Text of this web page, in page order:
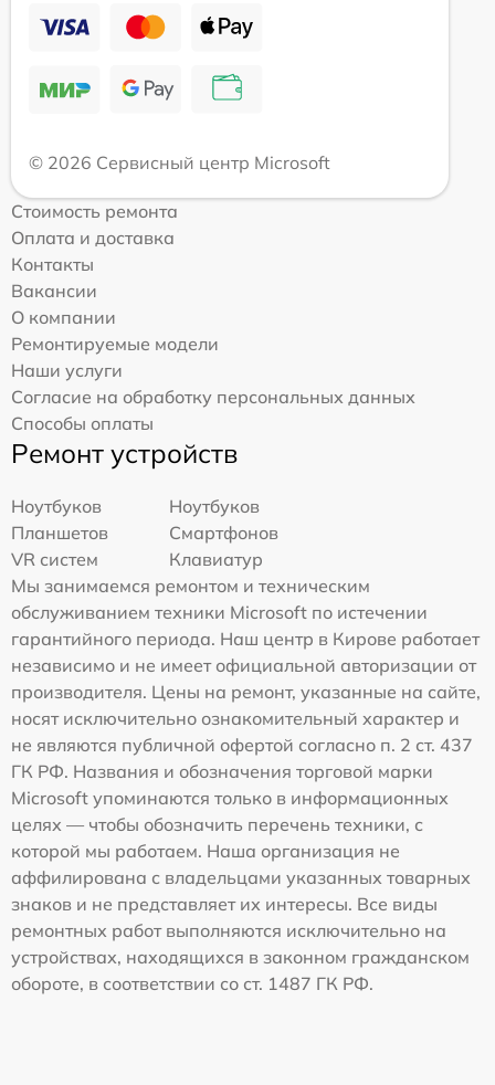
© 2026 Сервисный центр Microsoft
Стоимость ремонта
Оплата и доставка
Контакты
Вакансии
О компании
Ремонтируемые модели
Наши услуги
Согласие на обработку персональных данных
Способы оплаты
Ремонт устройств
Ноутбуков
Ноутбуков
Планшетов
Смартфонов
VR систем
Клавиатур
Мы занимаемся ремонтом и техническим
обслуживанием техники Microsoft по истечении
гарантийного периода. Наш центр в Кирове работает
независимо и не имеет официальной авторизации от
производителя. Цены на ремонт, указанные на сайте,
носят исключительно ознакомительный характер и
не являются публичной офертой согласно п. 2 ст. 437
ГК РФ. Названия и обозначения торговой марки
Microsoft упоминаются только в информационных
целях — чтобы обозначить перечень техники, с
которой мы работаем. Наша организация не
аффилирована с владельцами указанных товарных
знаков и не представляет их интересы. Все виды
ремонтных работ выполняются исключительно на
устройствах, находящихся в законном гражданском
обороте, в соответствии со ст. 1487 ГК РФ.